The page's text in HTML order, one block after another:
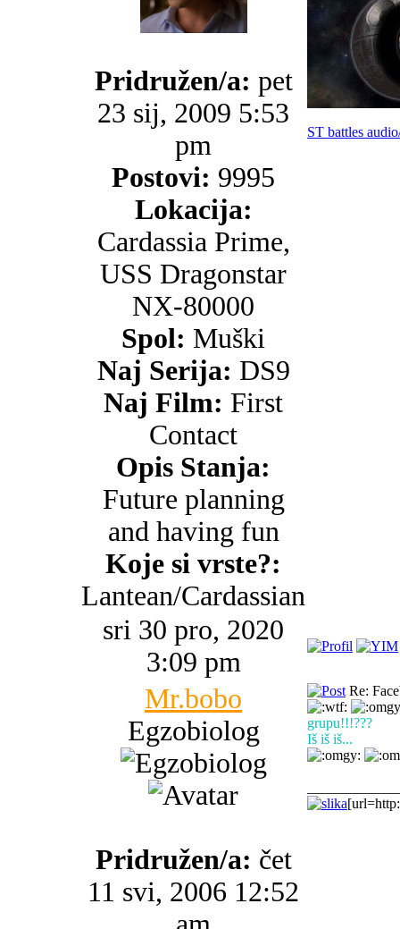
Pridružen/a: pet
23 sij, 2009 5:53
pm
Postovi: 9995
Lokacija:
Cardassia Prime,
USS Dragonstar
NX-80000
Spol: Muški
Naj Serija: DS9
Naj Film: First
Contact
Opis Stanja:
Future planning
and having fun
Koje si vrste?:
Lantean/Cardassian
ST battles
sri 30 pro, 2020
3:09 pm
Mr.bobo
Egzobiolog
Pridružen/a: čet
11 svi, 2006 12:52
Re:
grupu!!!???
Iš iš iš...